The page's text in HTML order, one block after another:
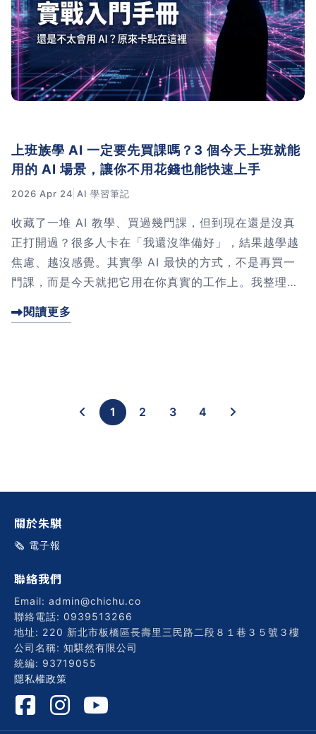
上班族學 AI 一定要先買課嗎？3 個今天上班就能
用的 AI 場景，讓你不用花錢也能快速上手
2026 Apr 24 AI 學習筆記
收藏了一堆 AI 教學、買過幾門課，但到現在還是沒真
正打開過？很多人卡在「我還沒準備好」，結果越學越
焦慮、越沒感覺。其實學 AI 最快的方式，不是再買一
門課，而是今天就把它用在你真實的工作上。我整理了
用派」。點進來看怎麼開始。
閱讀更多
1 2 3 4
關於朱騏
🗞️ 電子報
聯絡我們
Email: admin@chichu.co
聯絡電話: 0939513266
地址: 220 新北市板橋區長壽里三民路二段８１巷３５號３樓
公司名稱: 知騏然有限公司
統編: 93719055
隱私權政策